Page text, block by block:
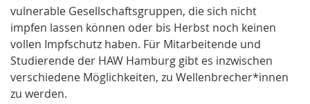
vulnerable Gesellschaftsgruppen, die sich nicht
impfen lassen können oder bis Herbst noch keinen
vollen Impfschutz haben. Für Mitarbeitende und
Studierende der HAW Hamburg gibt es inzwischen
verschiedene Möglichkeiten, zu Wellenbrecher*innen
zu werden.